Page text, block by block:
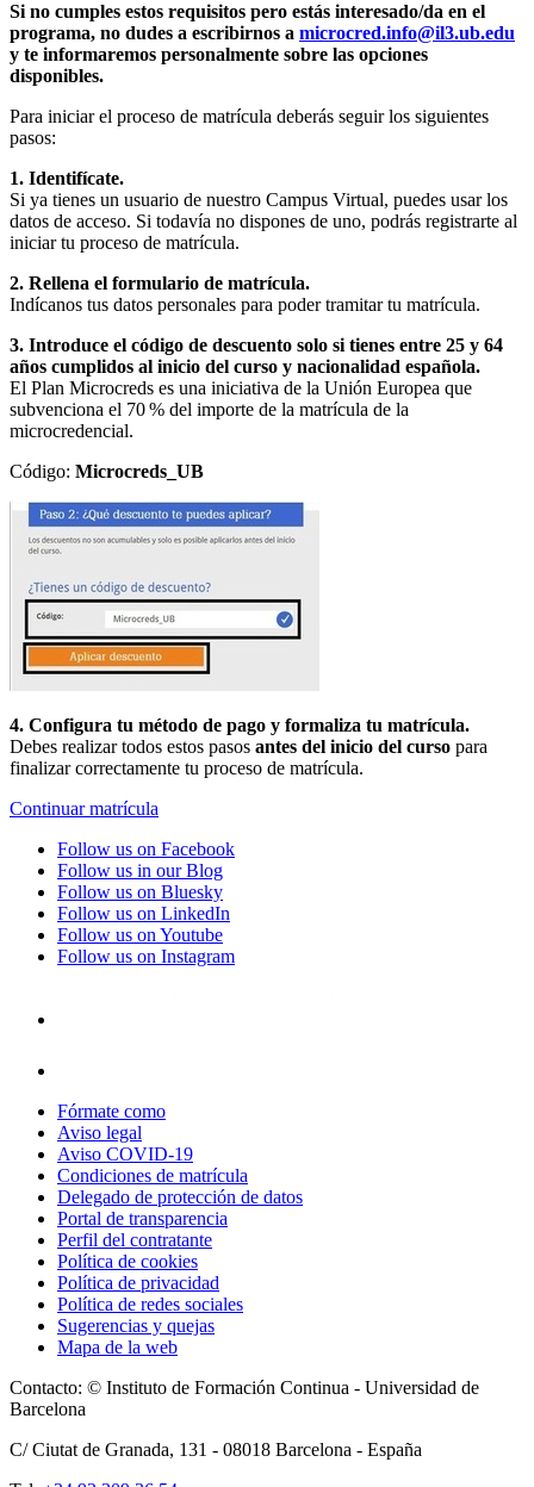
Si no cumples estos requisitos pero estás interesado/da en el
programa, no dudes a escribirnos a microcred.info@il3.ub.edu
y te informaremos personalmente sobre las opciones
disponibles.
Para iniciar el proceso de matrícula deberás seguir los siguientes
pasos:
1. Identifícate.
Si ya tienes un usuario de nuestro Campus Virtual, puedes usar los
datos de acceso. Si todavía no dispones de uno, podrás registrarte al
iniciar tu proceso de matrícula.
2. Rellena el formulario de matrícula.
Indícanos tus datos personales para poder tramitar tu matrícula.
3. Introduce el código de descuento solo si tienes entre 25 y 64
años cumplidos al inicio del curso y nacionalidad española.
El Plan Microcreds es una iniciativa de la Unión Europea que
subvenciona el 70 % del importe de la matrícula de la
microcredencial.
Código: Microcreds_UB
4. Configura tu método de pago y formaliza tu matrícula.
Debes realizar todos estos pasos antes del inicio del curso para
finalizar correctamente tu proceso de matrícula.
Continuar matrícula
Follow us on Facebook
Follow us in our Blog
Follow us on Bluesky
Follow us on LinkedIn
Follow us on Youtube
Follow us on Instagram
Fórmate como
Aviso legal
Aviso COVID-19
Condiciones de matrícula
Delegado de protección de datos
Portal de transparencia
Perfil del contratante
Política de cookies
Política de privacidad
Política de redes sociales
Sugerencias y quejas
Mapa de la web
Contacto: © Instituto de Formación Continua - Universidad de
Barcelona
C/ Ciutat de Granada, 131 - 08018 Barcelona - España